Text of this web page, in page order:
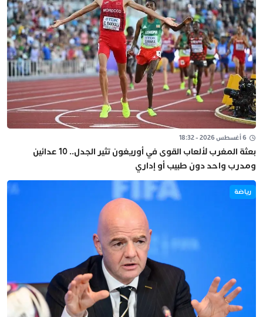
6 أغسطس 2026 - 18:32
بعثة المغرب لألعاب القوى في أوريغون تثير الجدل.. 10 عدائين
ومدرب واحد دون طبيب أو إداري
رياضة